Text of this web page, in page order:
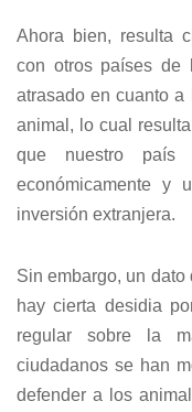
Ahora bien, resulta
con otros países de
atrasado en cuanto
animal, lo cual
que nuestro
económicamente y
inversión extranjera.
Sin embargo, un
hay cierta desidia
regular sobre la
ciudadanos se han
defender a los